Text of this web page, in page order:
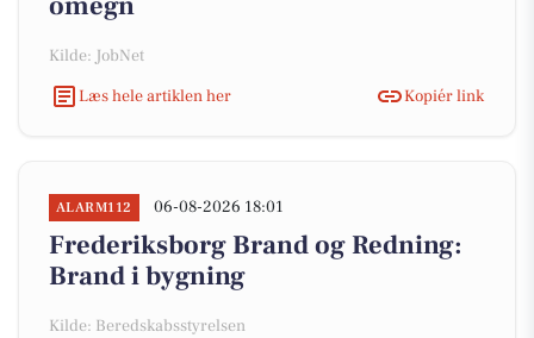
Kilde: JobNet
Læs hele artiklen her
Kopiér link
ALARM112 06-08-2026 18:01
Frederiksborg Brand og Redning:
Brand i bygning
Kilde: Beredskabsstyrelsen